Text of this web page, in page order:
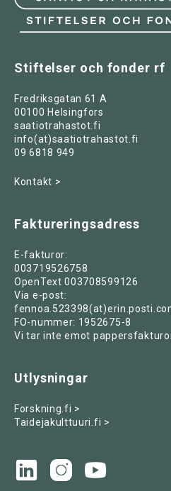
Stiftelser och fonder rf
Fredriksgatan 61 A
00100 Helsingfors
saatiotrahastot.fi
info(at)saatiotrahastot.fi
09 6818 949
Kontakt >
Faktureringsadress
E-fakturor:
003719526758
OpenText 003708599126
Via e-post:
FO-nummer: 1952675-8
Vi tar inte emot
Utlysningar
Forskning.fi >
Taidejakulttuuri.fi >